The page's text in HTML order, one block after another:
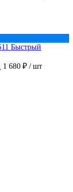
Быстрый
1 680 ₽ / шт